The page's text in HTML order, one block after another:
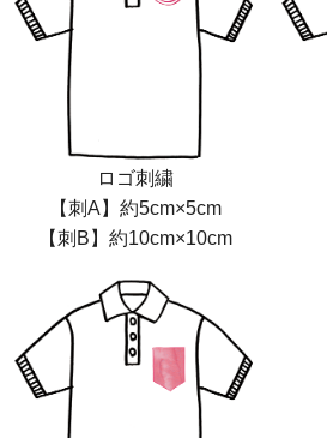
ロゴ刺繍
【刺A】約5cm×5cm
【刺B】約10cm×10cm